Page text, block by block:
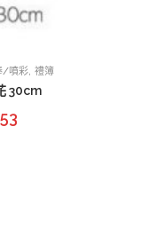
/噴彩 禮簿
30cm
53